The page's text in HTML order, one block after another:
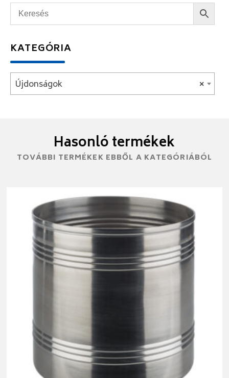
KATEGÓRIA
×
Újdonságok
Hasonló termékek
TOVÁBBI TERMÉKEK EBBŐL A KATEGÓRIÁBÓL